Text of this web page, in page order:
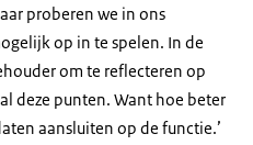
proberen we in ons
op in te spelen. In de
om te reflecteren op
deze punten. Want hoe beter
aansluiten op de functie.’